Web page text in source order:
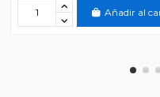
Añadir al